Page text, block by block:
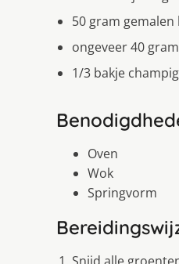
50 gram gemalen
ongeveer 40
1/3 bakje
Oven
Wok
Springvorm
Snijd alle